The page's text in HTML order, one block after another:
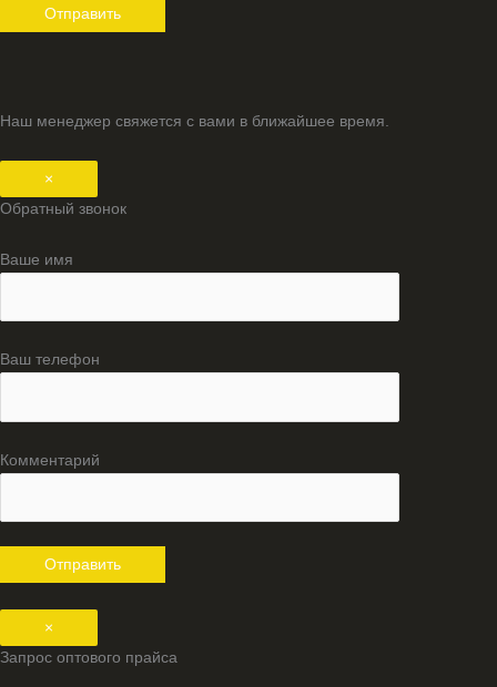
Наш менеджер свяжется с вами в ближайшее время.
×
Обратный звонок
Ваше имя
Ваш телефон
Комментарий
×
Запрос оптового прайса